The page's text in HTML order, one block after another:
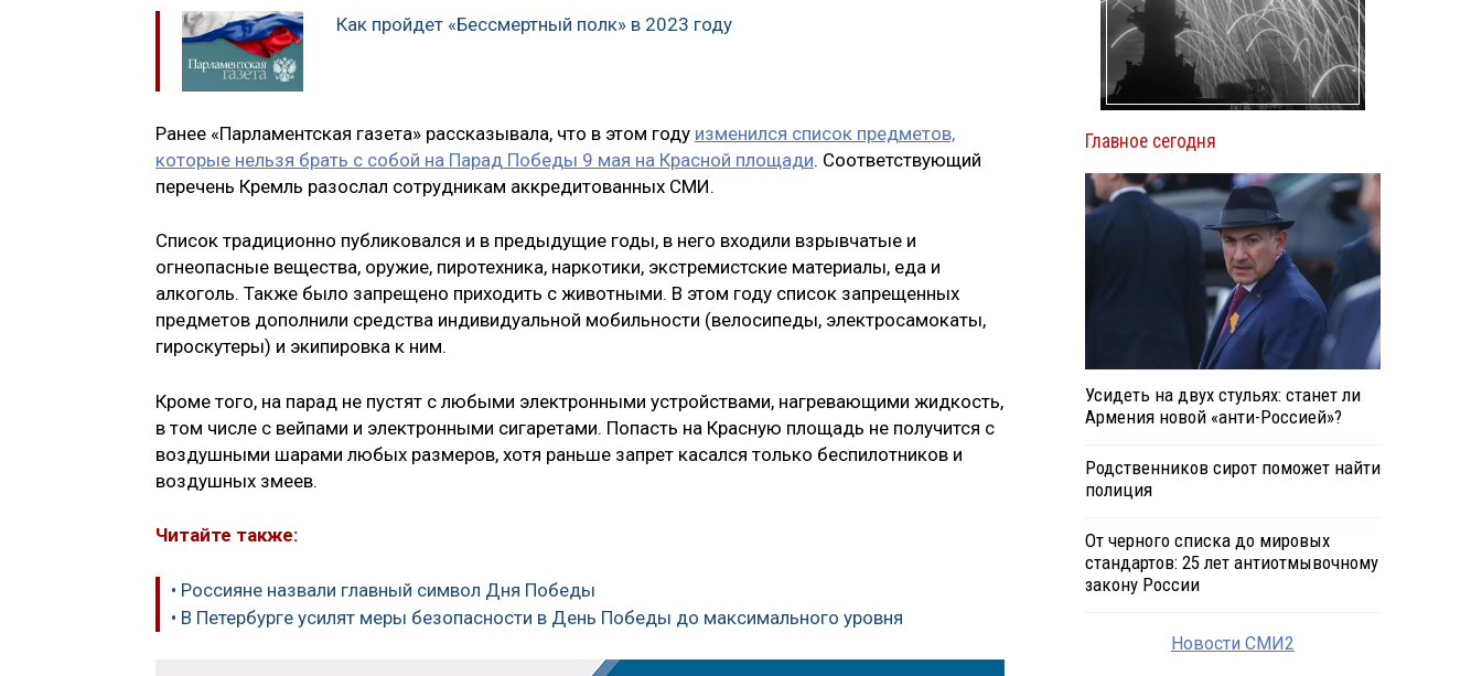
Как пройдет «Бессмертный полк» в 2023 году
Ранее «Парламентская газета» рассказывала, что в этом году изменился список предметов,
которые нельзя брать с собой на Парад Победы 9 мая на Красной площади. Соответствующий
перечень Кремль разослал сотрудникам аккредитованных СМИ.
Список традиционно публиковался и в предыдущие годы, в него входили взрывчатые и
огнеопасные вещества, оружие, пиротехника, наркотики, экстремистские материалы, еда и
алкоголь. Также было запрещено приходить с животными. В этом году список запрещенных
предметов дополнили средства индивидуальной мобильности (велосипеды, электросамокаты,
гироскутеры) и экипировка к ним.
Кроме того, на парад не пустят с любыми электронными устройствами, нагревающими жидкость,
в том числе с вейпами и электронными сигаретами. Попасть на Красную площадь не получится с
воздушными шарами любых размеров, хотя раньше запрет касался только беспилотников и
воздушных змеев.
Читайте также:
• Россияне назвали главный символ Дня Победы
• В Петербурге усилят меры безопасности в День Победы до максимального уровня
Главное сегодня
Усидеть на двух стульях: станет ли
Армения новой «анти-Россией»?
Родственников сирот поможет найти
полиция
От черного списка до мировых
стандартов: 25 лет антиотмывочному
закону России
Новости СМИ2